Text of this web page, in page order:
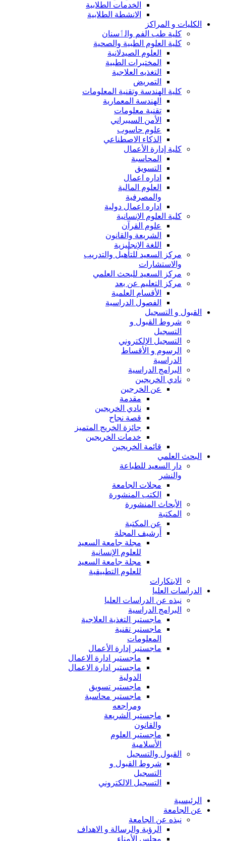
الخدمات الطلابية
الانشطة الطلابية
الكليات و المراكز
كلية طب الفم والٲسنان
كلية العلوم الطبية والصحية
العلوم الصيدلانية
المختبرات الطبية
التغذيه العلاجية
التمريض
كلية الهندسة وتقنية المعلومات
الهندسة المعمارية
تقنية معلومات
الأمن السيبراني
علوم حاسوب
الذكاء الاصطناعي
كلية إدارة الأعمال
المحاسبة
التسويق
اداره اعمال
العلوم المالية
والمصرفية
اداره اعمال دولية
كلية العلوم الإنسانية
علوم القرآن
الشريعة والقانون
اللغة الإنجليزية
مركز السعيد للتأهيل والتدريب
والاستشارات
مركز السعيد للبحث العلمي
مركز التعليم عن بعد
الأقسام العلمية
الفصول الدراسية
القبول و التسجيل
شروط القبول و
التسجيل
التسجيل الإلكتروني
الرسوم و الأقساط
الدراسية
البرامج الدراسية
نادي الخريجين
عن الخرجين
مقدمة
نادي الخريجين
قصة نجاح
جائزة الخريج المتميز
خدمات الخريجين
قائمة الخريجين
البحث العلمي
دار السعيد للطباعة
والنشر
مجلات الجامعة
الكتب المنشورة
الأبحاث المنشورة
المكتبة
عن المكتبة
أرشيف المجلة
مجلة جامعة السعيد
للعلوم الإنسانية
مجلة جامعة السعيد
للعلوم التطبيقية
الابتكارات
الدراسات العليا
نبذه عن الدراسات العليا
البرامج الدراسية
ماجستير التغذية العلاجية
ماجستير تقنية
المعلومات
ماجستير إدارة الأعمال
ماجستير ادارة الاعمال
ماجستير ادارة الاعمال
الدولية
ماجستير تسويق
ماجستير محاسبة
ومراجعه
ماجستير الشريعة
والقانون
ماجستير العلوم
الأسلامية
القبول والتسجيل
شروط القبول و
التسجيل
التسجيل الالكتروني
الرئيسية
عن الجامعة
نبذه عن الجامعة
الرؤية والرسالة و الاهداف
مجلس الأمناء